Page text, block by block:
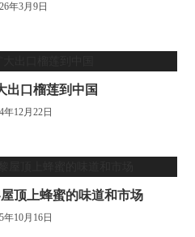
年3月9日
出口榴莲到中国
年12月22日
顶上蜂蜜的味道和市场
年10月16日